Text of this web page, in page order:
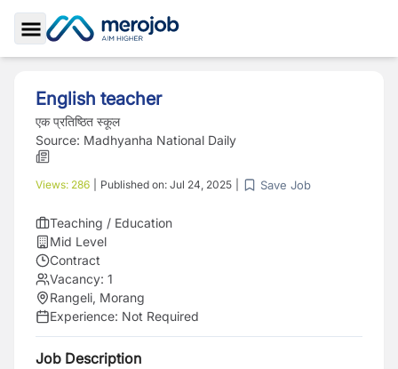
Toggle Sidebar
English teacher
एक प्रतिष्ठित स्कूल
Source: Madhyanha National Daily
Views: 286 Published on: Jul 24, 2025 Save Job
Teaching / Education
Mid Level
Contract
Vacancy: 1
Rangeli, Morang
Experience: Not Required
Job Description